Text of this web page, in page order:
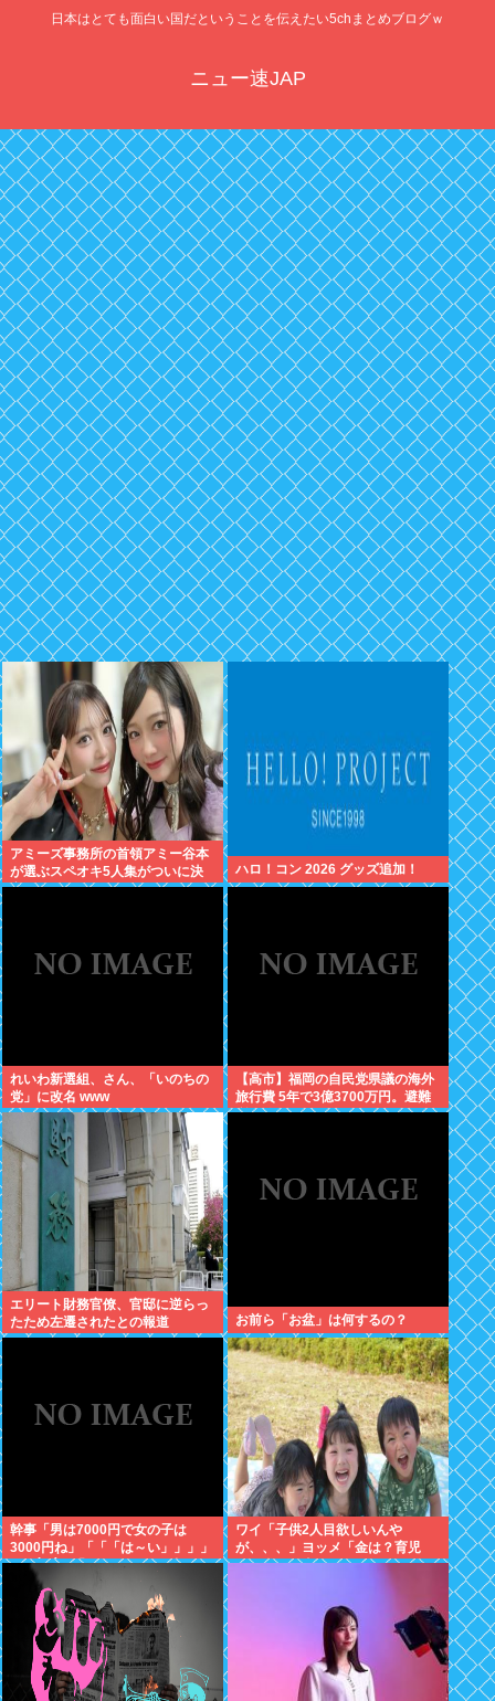
日本はとても面白い国だということを伝えたい5chまとめブログｗ
ニュー速JAP
アミーズ事務所の首領アミー谷本
が選ぶスペオキ5人集がついに決
定してしまう
ハロ！コン 2026 グッズ追加！
れいわ新選組、さん、「いのちの
党」に改名 www
【高市】福岡の自民党県議の海外
旅行費 5年で3億3700万円。避難
所で使えるテント 1個2万円。
エリート財務官僚、官邸に逆らっ
たため左遷されたとの報道
お前ら「お盆」は何するの？
幹事「男は7000円で女の子は
3000円ね」「「「は～い」」」」
（ヽ´ん`）「あ？ ちょっと待て
ワイ「子供2人目欲しいんや
が、、、」ヨッメ「金は？育児
は？私の仕事は？キャリアは？」